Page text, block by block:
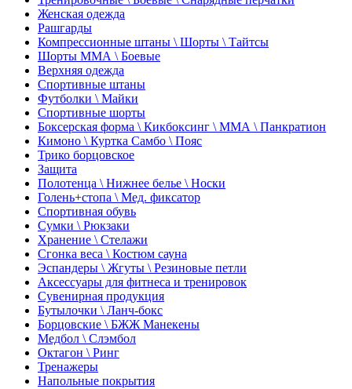
Женская одежда
Рашгарды
Компрессионные штаны \ Шорты \ Тайтсы
Шорты ММА \ Боевые
Верхняя одежда
Спортивные штаны
Футболки \ Майки
Спортивные шорты
Боксерская форма \ Кикбоксинг \ ММА \ Панкратион
Кимоно \ Куртка Самбо \ Пояс
Трико борцовское
Защита
Полотенца \ Нижнее белье \ Носки
Голень+стопа \ Мед. фиксатор
Спортивная обувь
Сумки \ Рюкзаки
Хранение \ Стелажи
Сгонка веса \ Костюм сауна
Эспандеры \ Жгуты \ Резиновые петли
Аксессуары для фитнеса и тренировок
Сувенирная продукция
Бутылочки \ Ланч-бокс
Борцовские \ БЖЖ Манекены
Медбол \ Слэмбол
Октагон \ Ринг
Тренажеры
Напольные покрытия